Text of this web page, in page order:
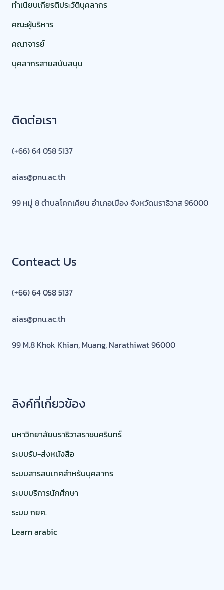
ทำเนียบเกียรติประวัติบุคลากร
คณะผู้บริหาร
คณาจารย์
บุคลากรสายสนับสนุน
ติดต่อเรา
(+66) 64 058 5137
aias@pnu.ac.th
99 หมู่ 8 ตำบลโคกเคียน อำเภอเมือง จังหวัดนราธิวาส 96000
Conteact Us
(+66) 64 058 5137
aias@pnu.ac.th
99 M.8 Khok Khian, Muang, Narathiwat 96000
ลิงค์ที่เกี่ยวข้อง
มหาวิทยาลัยนราธิวาสราชนครินทร์
ระบบรับ-ส่งหนังสือ
ระบบสารสนเทศสำหรับบุคลากร
ระบบบริการนักศึกษา
ระบบ กยศ.
Learn arabic